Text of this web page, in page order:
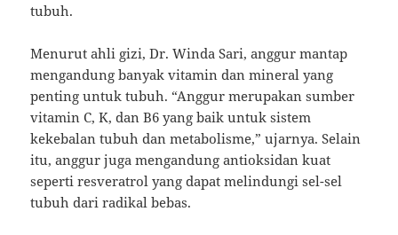
tubuh.
Menurut ahli gizi, Dr. Winda Sari, anggur mantap
mengandung banyak vitamin dan mineral yang
penting untuk tubuh. “Anggur merupakan sumber
vitamin C, K, dan B6 yang baik untuk sistem
kekebalan tubuh dan metabolisme,” ujarnya. Selain
itu, anggur juga mengandung antioksidan kuat
seperti resveratrol yang dapat melindungi sel-sel
tubuh dari radikal bebas.